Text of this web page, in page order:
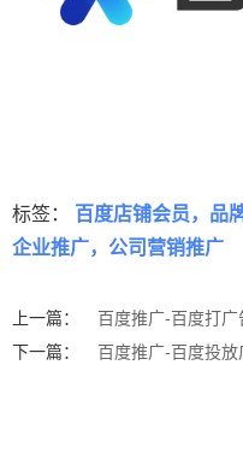
标签： 百度店铺会员，品
企业推广，公司营销推广
上一篇：
百度推广-百度打
下一篇：
百度推广-百度投